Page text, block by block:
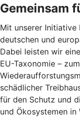
Gemeinsam
Mit unserer
deutschen und
Dabei leisten wir
EU-Taxonomie –
schädlicher
für den Schutz und
und Ökosystemen in